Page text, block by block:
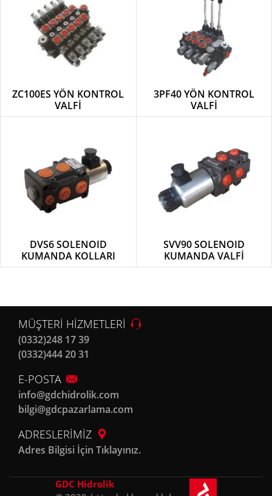
ZC100ES YÖN KONTROL
VALFİ
3PF40 YÖN KONTROL
VALFİ
DVS6 SOLENOID
KUMANDA KOLLARI
SVV90 SOLENOID
KUMANDA VALFİ
MÜŞTERİ HİZMETLERİ
(0332)248 17 39
(0332)444 20 31
E-POSTA
info@gdchidrolik.com
bilgi@gdcpazarlama.com
ADRESLERİMİZ
Adres Bilgisi İçin Tıklayınız.
GDC Hidrolik